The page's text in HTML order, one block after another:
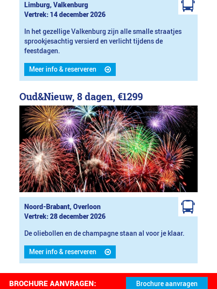
Limburg, Valkenburg
Vertrek: 14 december 2026
In het gezellige Valkenburg zijn alle smalle straatjes
sprookjesachtig versierd en verlicht tijdens de
feestdagen.
Meer info & reserveren
Oud&Nieuw, 8 dagen, €1299
Noord-Brabant, Overloon
Vertrek: 28 december 2026
De oliebollen en de champagne staan al voor je klaar.
Meer info & reserveren
BROCHURE AANVRAGEN: